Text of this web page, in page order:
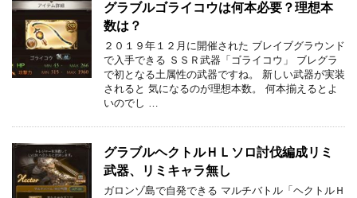
グラブルゴライコウは何本必要？理想本
数は？
２０１９年１２月に開催された ブレイブグラウンド
で入手できる ＳＳＲ武器「ゴライコウ」 ブレグラ
で初となる土属性の武器ですね。 新しい武器が実装
されると 気になるのが理想本数。 何本揃えるとよ
いのでし …
グラブルヘクトルＨＬソロ討伐編成リミ
武器、リミキャラ無し
ガロンゾ島で自発できる マルチバトル「ヘクトルＨ